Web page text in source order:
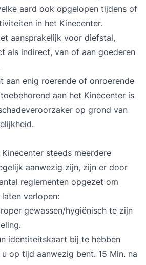
aard ook opgelopen tijdens of
in het Kinecenter.
aansprakelijk voor diefstal,
als indirect, van of aan goederen
aan enig roerende of onroerende
aan het Kinecenter is
op grond van
steeds meerdere
aanwezig zijn, zijn er door
reglementen opgezet om
verlopen:
gewassen/hygiënisch te zijn
identiteitskaart bij te hebben
op tijd aanwezig bent. 15 Min. na